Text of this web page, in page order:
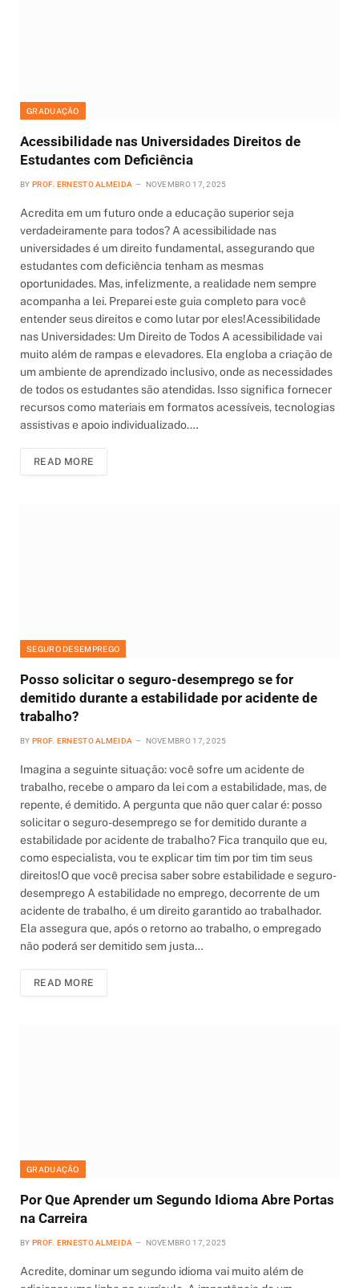
GRADUAÇÃO
Acessibilidade nas Universidades Direitos de
Estudantes com Deficiência
BY PROF. ERNESTO ALMEIDA NOVEMBRO 17, 2025
Acredita em um futuro onde a educação superior seja
verdadeiramente para todos? A acessibilidade nas
universidades é um direito fundamental, assegurando que
estudantes com deficiência tenham as mesmas
oportunidades. Mas, infelizmente, a realidade nem sempre
acompanha a lei. Preparei este guia completo para você
entender seus direitos e como lutar por eles!Acessibilidade
nas Universidades: Um Direito de Todos A acessibilidade vai
muito além de rampas e elevadores. Ela engloba a criação de
um ambiente de aprendizado inclusivo, onde as necessidades
de todos os estudantes são atendidas. Isso significa fornecer
recursos como materiais em formatos acessíveis, tecnologias
assistivas e apoio individualizado.…
READ MORE
SEGURO DESEMPREGO
Posso solicitar o seguro-desemprego se for
demitido durante a estabilidade por acidente de
trabalho?
BY PROF. ERNESTO ALMEIDA NOVEMBRO 17, 2025
Imagina a seguinte situação: você sofre um acidente de
trabalho, recebe o amparo da lei com a estabilidade, mas, de
repente, é demitido. A pergunta que não quer calar é: posso
solicitar o seguro-desemprego se for demitido durante a
estabilidade por acidente de trabalho? Fica tranquilo que eu,
como especialista, vou te explicar tim tim por tim tim seus
direitos!O que você precisa saber sobre estabilidade e seguro-
desemprego A estabilidade no emprego, decorrente de um
acidente de trabalho, é um direito garantido ao trabalhador.
Ela assegura que, após o retorno ao trabalho, o empregado
não poderá ser demitido sem justa…
READ MORE
GRADUAÇÃO
Por Que Aprender um Segundo Idioma Abre Portas
na Carreira
BY PROF. ERNESTO ALMEIDA NOVEMBRO 17, 2025
Acredite, dominar um segundo idioma vai muito além de